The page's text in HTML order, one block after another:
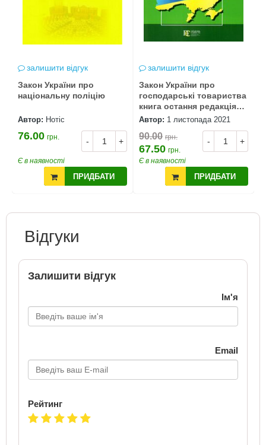
залишити відгук
Закон України про
національну поліцію
Автор: Нотіс
- +
76.00 грн.
Є в наявності
ПРИДБАТИ
залишити відгук
Закон України про
господарські товариства
книга остання редакція
книжка
Автор: 1 листопада 2021
- +
90.00 грн.
67.50 грн.
Є в наявності
ПРИДБАТИ
Відгуки
Залишити відгук
Ім'я
Email
Рейтинг